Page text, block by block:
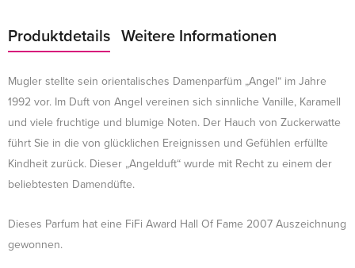
Produktdetails Weitere Informationen
Mugler stellte sein orientalisches Damenparfüm „Angel“ im Jahre
1992 vor. Im Duft von Angel vereinen sich sinnliche Vanille, Karamell
und viele fruchtige und blumige Noten. Der Hauch von Zuckerwatte
führt Sie in die von glücklichen Ereignissen und Gefühlen erfüllte
Kindheit zurück. Dieser „Angelduft“ wurde mit Recht zu einem der
beliebtesten Damendüfte.
Dieses Parfum hat eine FiFi Award Hall Of Fame 2007 Auszeichnung
gewonnen.